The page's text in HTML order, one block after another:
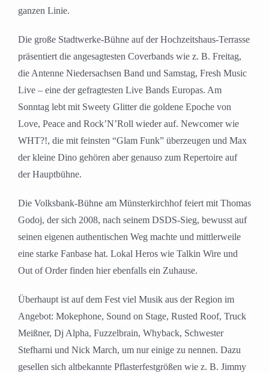
ganzen Linie.
Die große Stadtwerke-Bühne auf der Hochzeitshaus-Terrasse
präsentiert die angesagtesten Coverbands wie z. B. Freitag,
die Antenne Niedersachsen Band und Samstag, Fresh Music
Live – eine der gefragtesten Live Bands Europas. Am
Sonntag lebt mit Sweety Glitter die goldene Epoche von
Love, Peace and Rock’N’Roll wieder auf. Newcomer wie
WHT?!, die mit feinsten “Glam Funk” überzeugen und Max
der kleine Dino gehören aber genauso zum Repertoire auf
der Hauptbühne.
Die Volksbank-Bühne am Münsterkirchhof feiert mit Thomas
Godoj, der sich 2008, nach seinem DSDS-Sieg, bewusst auf
seinen eigenen authentischen Weg machte und mittlerweile
eine starke Fanbase hat. Lokal Heros wie Talkin Wire und
Out of Order finden hier ebenfalls ein Zuhause.
Überhaupt ist auf dem Fest viel Musik aus der Region im
Angebot: Mokephone, Sound on Stage, Rusted Roof, Truck
Meißner, Dj Alpha, Fuzzelbrain, Whyback, Schwester
Stefharni und Nick March, um nur einige zu nennen. Dazu
gesellen sich altbekannte Pflasterfestgrößen wie z. B. Jimmy